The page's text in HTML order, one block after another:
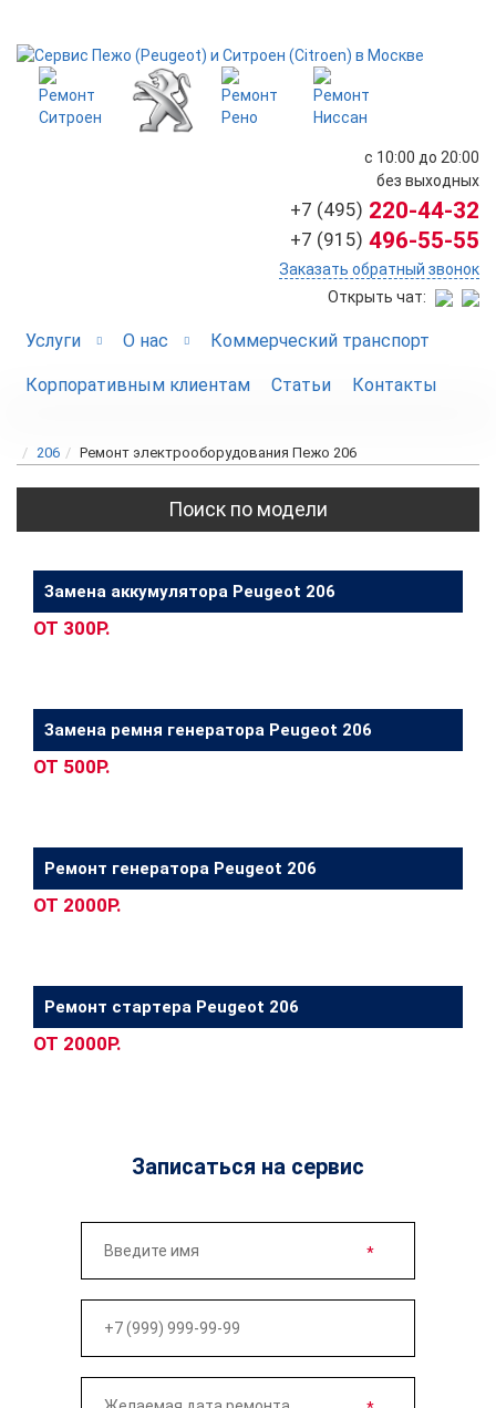
с 10:00 до 20:00
без выходных
+7 (495) 220-44-32
+7 (915) 496-55-55
Заказать обратный звонок
Открыть чат:
Услуги О нас Коммерческий транспорт
Корпоративным клиентам Статьи Контакты
206 Ремонт электрооборудования Пежо 206
Поиск по модели
Замена аккумулятора Peugeot 206
ОТ 300Р.
Замена ремня генератора Peugeot 206
ОТ 500Р.
Ремонт генератора Peugeot 206
ОТ 2000Р.
Ремонт стартера Peugeot 206
ОТ 2000Р.
Записаться на сервис